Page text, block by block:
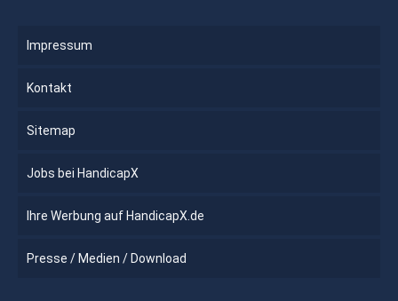
Impressum
Kontakt
Sitemap
Jobs bei HandicapX
Ihre Werbung auf HandicapX.de
Presse / Medien / Download